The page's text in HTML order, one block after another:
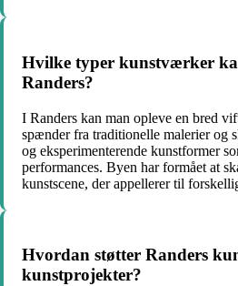
Hvilke typer kunstværker
Randers?
I Randers kan man opleve en bred
spænder fra traditionelle malerier og
og eksperimenterende kunstformer
performances. Byen har formået at
kunstscene, der appellerer til
Hvordan støtter Randers
kunstprojekter?